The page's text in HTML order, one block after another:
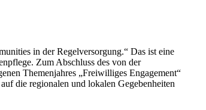
in der Regelversorgung.“ Das ist eine
Zum Abschluss des von der
Themenjahres „Freiwilliges Engagement“
die regionalen und lokalen Gegebenheiten